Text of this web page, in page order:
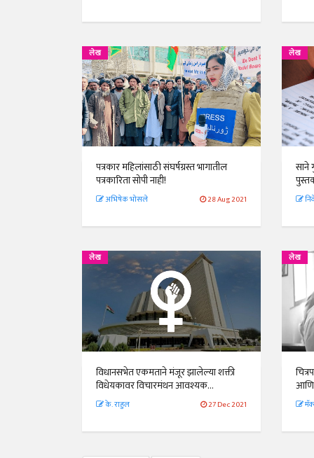
लेख
पत्रकार महिलांसाठी संघर्षग्रस्त भागातील
पत्रकारिता सोपी नाही!
अभिषेक भोसले 28 Aug 2021
लेख
साने
लेख
विधानसभेत एकमताने मंजूर झालेल्या शक्ती
विधेयकावर विचारमंथन आवश्यक...
के. राहुल 27 Dec 2021
लेख
आणि